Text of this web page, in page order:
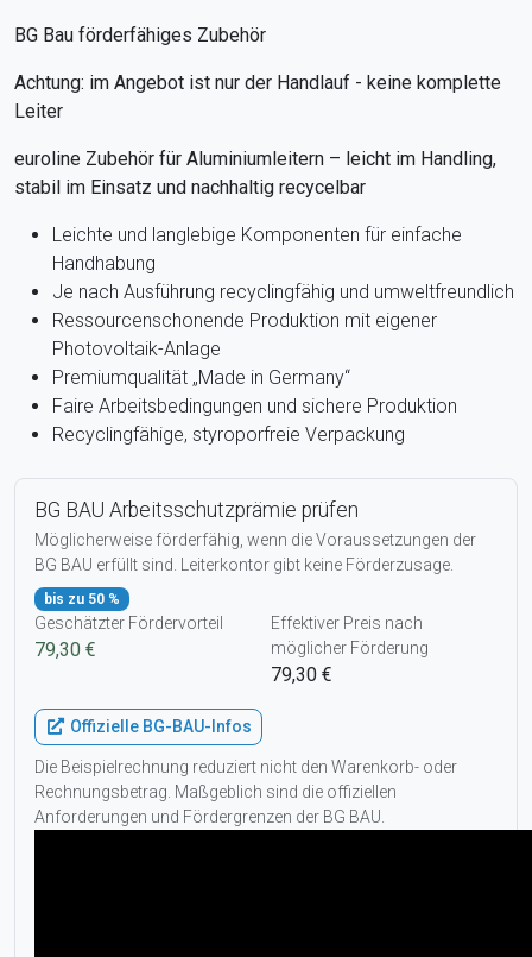
BG Bau förderfähiges Zubehör
Achtung: im Angebot ist nur der Handlauf - keine komplette
Leiter
euroline Zubehör für Aluminiumleitern – leicht im Handling,
stabil im Einsatz und nachhaltig recycelbar
Leichte und langlebige Komponenten für einfache
Handhabung
Je nach Ausführung recyclingfähig und umweltfreundlich
Ressourcenschonende Produktion mit eigener
Photovoltaik-Anlage
Premiumqualität „Made in Germany“
Faire Arbeitsbedingungen und sichere Produktion
Recyclingfähige, styroporfreie Verpackung
BG BAU Arbeitsschutzprämie prüfen
Möglicherweise förderfähig, wenn die Voraussetzungen der
BG BAU erfüllt sind. Leiterkontor gibt keine Förderzusage.
bis zu 50 %
Geschätzter Fördervorteil
79,30 €
Effektiver Preis nach
möglicher Förderung
79,30 €
Offizielle BG-BAU-Infos
Die Beispielrechnung reduziert nicht den Warenkorb- oder
Rechnungsbetrag. Maßgeblich sind die offiziellen
Anforderungen und Fördergrenzen der BG BAU.